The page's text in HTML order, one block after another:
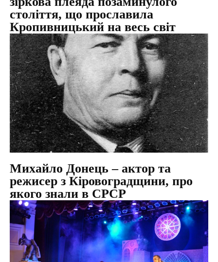
століття, що прославила
Кропивницький на весь світ
Михайло Донець – актор та
режисер з Кіровоградщини, про
якого знали в СРСР